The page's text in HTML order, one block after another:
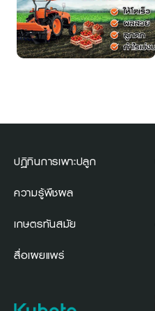
ปฏิทินการเพาะปลูก
ความรู้พืชผล
เกษตรทันสมัย
สื่อเผยแพร่